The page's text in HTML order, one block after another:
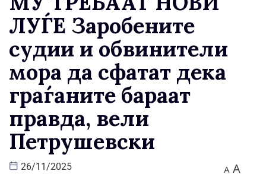
ЛУЃЕ Заробените
судии и обвинители
мора да сфатат дека
граѓаните бараат
правда, вели
Петрушевски
26/11/2025 A A